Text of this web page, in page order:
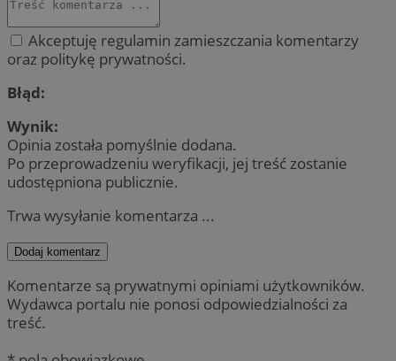
Akceptuję regulamin zamieszczania komentarzy
oraz politykę prywatności.
Błąd:
Wynik:
Opinia została pomyślnie dodana.
Po przeprowadzeniu weryfikacji, jej treść zostanie
udostępniona publicznie.
Trwa wysyłanie komentarza ...
Dodaj komentarz
Komentarze są prywatnymi opiniami użytkowników.
Wydawca portalu nie ponosi odpowiedzialności za
treść.